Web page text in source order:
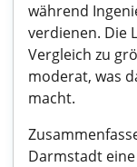
während
verdienen. Die
Vergleich zu
moderat, was
macht.
Darmstadt